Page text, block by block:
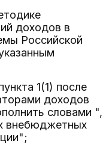
доходов в
Российской
1(1) после
доходов
словами ",
внебюджетных